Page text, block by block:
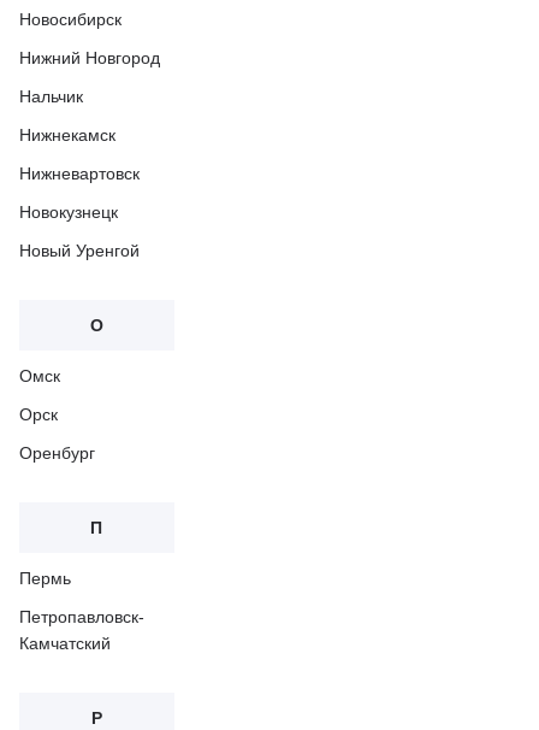
Новосибирск
Нижний Новгород
Нальчик
Нижнекамск
Нижневартовск
Новокузнецк
Новый Уренгой
О
Омск
Орск
Оренбург
П
Пермь
Петропавловск-
Камчатский
Р